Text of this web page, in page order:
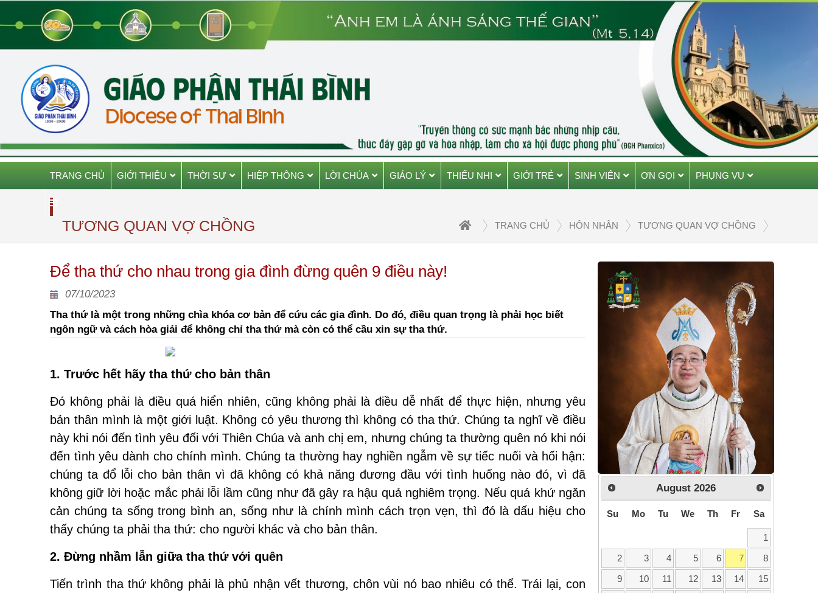
TRANG CHỦ GIỚI THIỆU THỜI SỰ HIỆP THÔNG LỜI CHÚA GIÁO LÝ THIẾU NHI GIỚI TRẺ SINH VIÊN ƠN GỌI PHỤNG VỤ
TƯƠNG QUAN VỢ CHỒNG TRANG CHỦ HÔN NHÂN TƯƠNG QUAN VỢ CHỒNG
Để tha thứ cho nhau trong gia đình đừng quên 9 điều này!
07/10/2023
Tha thứ là một trong những chìa khóa cơ bản để cứu các gia đình. Do đó, điều quan trọng là phải học biết
ngôn ngữ và cách hòa giải để không chỉ tha thứ mà còn có thể cầu xin sự tha thứ.
1. Trước hết hãy tha thứ cho bản thân
Đó không phải là điều quá hiển nhiên, cũng không phải là điều dễ nhất để thực hiện, nhưng yêu
bản thân mình là một giới luật. Không có yêu thương thì không có tha thứ. Chúng ta nghĩ về điều
này khi nói đến tình yêu đối với Thiên Chúa và anh chị em, nhưng chúng ta thường quên nó khi nói
đến tình yêu dành cho chính mình. Chúng ta thường hay nghiền ngẫm về sự tiếc nuối và hối hận:
chúng ta đổ lỗi cho bản thân vì đã không có khả năng đương đầu với tình huống nào đó, vì đã
không giữ lời hoặc mắc phải lỗi lầm cũng như đã gây ra hậu quả nghiêm trọng. Nếu quá khứ ngăn
cản chúng ta sống trong bình an, sống như là chính mình cách trọn vẹn, thì đó là dấu hiệu cho
thấy chúng ta phải tha thứ: cho người khác và cho bản thân.
2. Đừng nhầm lẫn giữa tha thứ với quên
Tiến trình tha thứ không phải là phủ nhận vết thương, chôn vùi nó bao nhiêu có thể. Trái lại, con
August 2026
Su Mo Tu We Th Fr Sa
1
2
3 4 5 6 7
8
9
10 11 12 13 14
15